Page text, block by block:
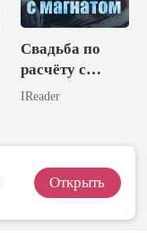
Свадьба по
расчёту с
магнатом
IReader
Открыть